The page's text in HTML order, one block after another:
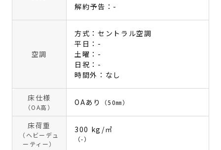
解約予告：-
空調
方式：セントラル空調
平日：-
土曜：-
日祝：-
時間外：なし
床仕様
（OA高）
OAあり （50㎜）
床荷重
（ヘビーデュ
ーティー）
300 kg/㎡
（-）